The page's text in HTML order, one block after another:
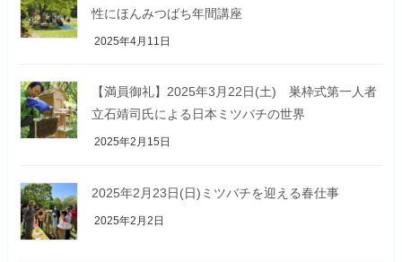
性にほんみつばち年間講座
2025年4月11日
【満員御礼】2025年3月22日(土) 巣枠式第一人者
立石靖司氏による日本ミツバチの世界
2025年2月15日
2025年2月23日(日)ミツバチを迎える春仕事
2025年2月2日